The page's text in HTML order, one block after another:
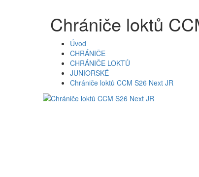
Chrániče loktů
Úvod
CHRÁNIČE
CHRÁNIČE LOKTŮ
JUNIORSKÉ
Chrániče loktů CCM S26 Next JR